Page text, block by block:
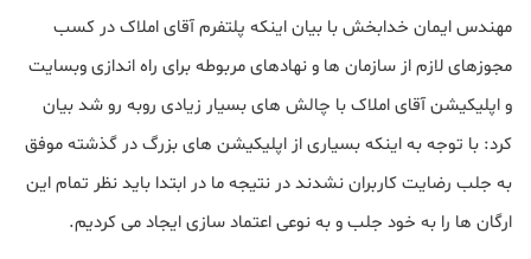
مهندس ایمان خدابخش با بیان اینکه پلتفرم آقای املاک در کسب
مجوزهای لازم از سازمان ها و نهادهای مربوطه برای راه اندازی وبسایت
و اپلیکیشن آقای املاک با چالش های بسیار زیادی روبه رو شد بیان
کرد: با توجه به اینکه بسیاری از اپلیکیشن های بزرگ در گذشته موفق
به جلب رضایت کاربران نشدند در نتیجه ما در ابتدا باید نظر تمام این
ارگان ها را به خود جلب و به نوعی اعتماد سازی ایجاد می کردیم.